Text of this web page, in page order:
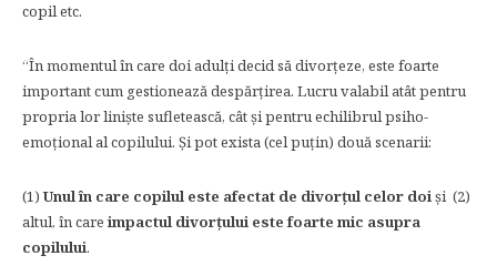
copil etc.
“În momentul în care doi adulți decid să divorțeze, este foarte
important cum gestionează despărțirea. Lucru valabil atât pentru
propria lor liniște sufletească, cât și pentru echilibrul psiho-
emoțional al copilului. Și pot exista (cel puțin) două scenarii:
(1)Unul în care copilul este afectat de divorțul celor doiși (2)
altul, în care impactul divorțului este foarte mic asupra
copilului.